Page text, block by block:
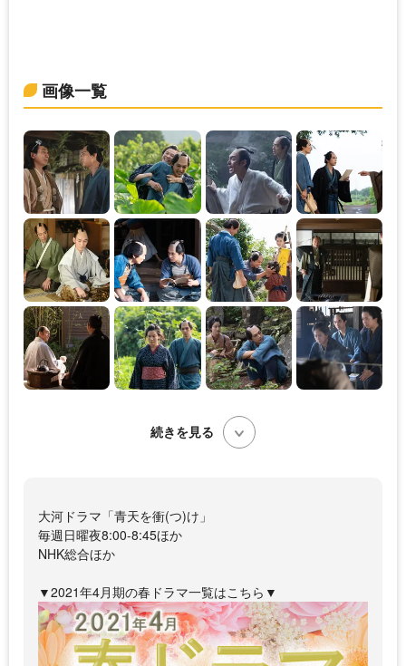
画像一覧
続きを見る
大河ドラマ「青天を衝(つ)け」
毎週日曜夜8:00-8:45ほか
NHK総合ほか
▼2021年4月期の春ドラマ一覧はこちら▼